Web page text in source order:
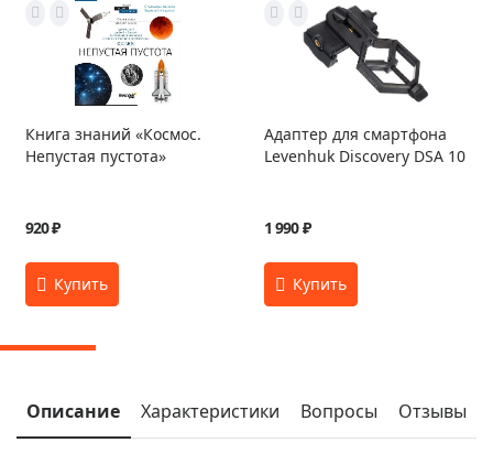
Книга знаний «Космос.
Непустая пустота»
920 ₽
Адаптер для смартфона
Levenhuk Discovery DSA 10
1 990 ₽
Описание Характеристики Вопросы Отзывы